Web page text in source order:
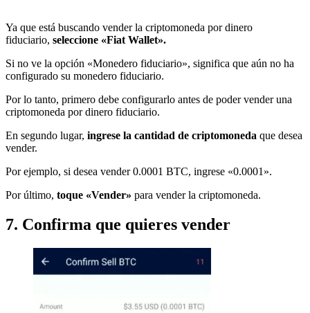
Ya que está buscando vender la criptomoneda por dinero
fiduciario, seleccione «Fiat Wallet».
Si no ve la opción «Monedero fiduciario», significa que aún no ha
configurado su monedero fiduciario.
Por lo tanto, primero debe configurarlo antes de poder vender una
criptomoneda por dinero fiduciario.
En segundo lugar, ingrese la cantidad de criptomoneda que desea
vender.
Por ejemplo, si desea vender 0.0001 BTC, ingrese «0.0001».
Por último, toque «Vender» para vender la criptomoneda.
7. Confirma que quieres vender